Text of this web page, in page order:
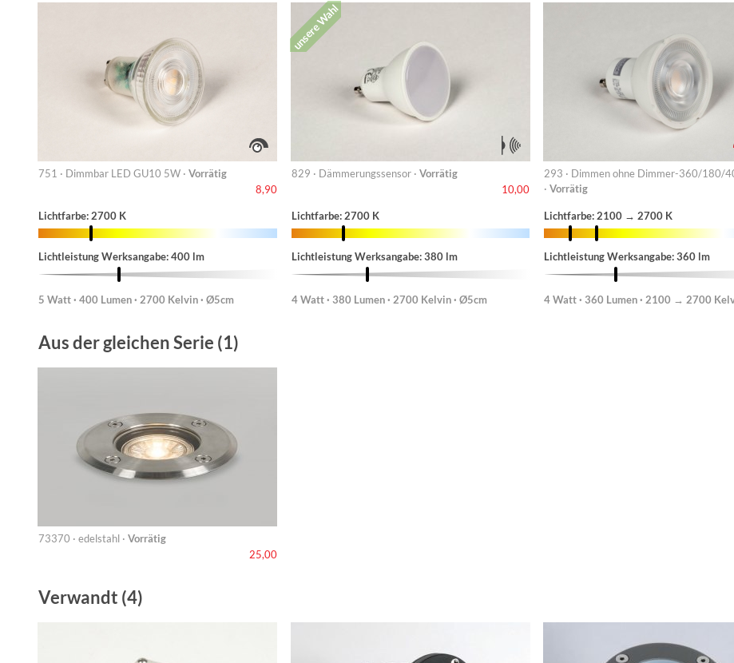
751 · Dimmbar LED GU10 5W · Vorrätig
8,90
Lichtfarbe: 2700 K
Lichtleistung Werksangabe: 400 lm
5 Watt · 400 Lumen · 2700 Kelvin · Ø5cm
unsere Wahl
829 · Dämmerungssensor · Vorrätig
10,00
Lichtfarbe: 2700 K
Lichtleistung Werksangabe: 380 lm
4 Watt · 380 Lumen · 2700 Kelvin · Ø5cm
293 · Dimmen ohne Dimmer-360/180/
· Vorrätig
Lichtfarbe: 2100 → 2700 K
Lichtleistung Werksangabe: 360 lm
4 Watt · 360 Lumen · 2100 → 2700
Aus der gleichen Serie (1)
73370 · edelstahl · Vorrätig
25,00
Verwandt (4)